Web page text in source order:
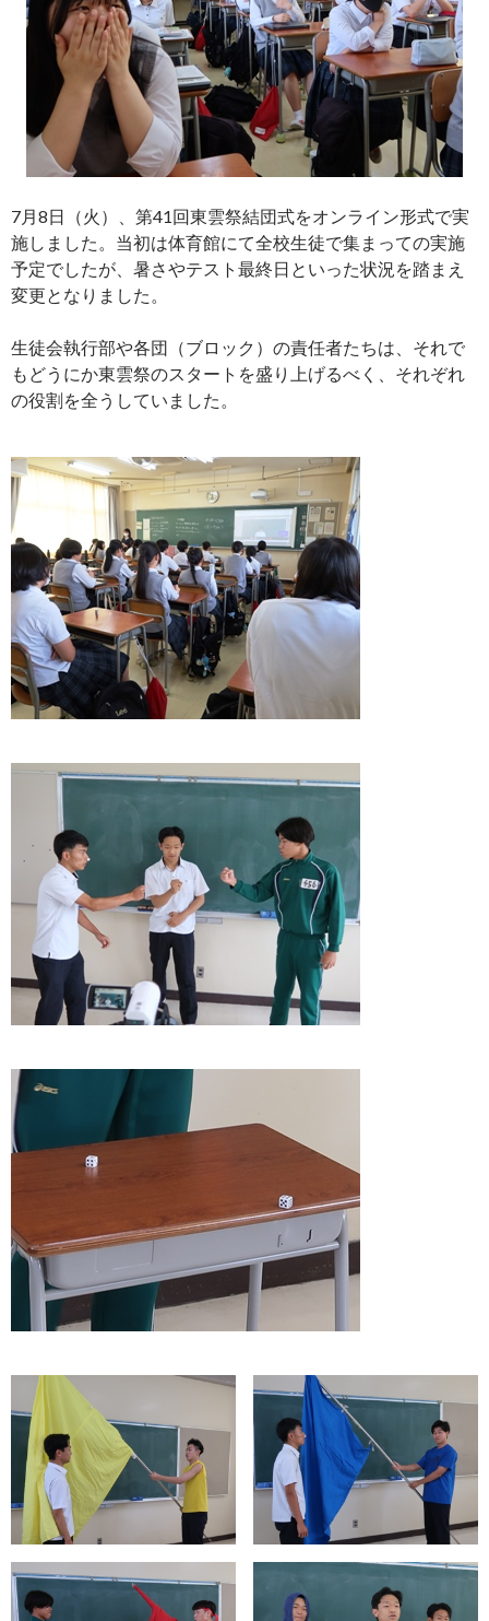
7月8日（火）、第41回東雲祭結団式をオンライン形式で実
施しました。当初は体育館にて全校生徒で集まっての実施
予定でしたが、暑さやテスト最終日といった状況を踏まえ
変更となりました。
生徒会執行部や各団（ブロック）の責任者たちは、それで
もどうにか東雲祭のスタートを盛り上げるべく、それぞれ
の役割を全うしていました。